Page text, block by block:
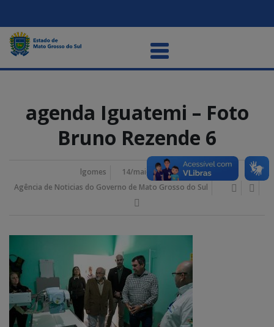
agenda Iguatemi – Foto
Bruno Rezende 6
lgomes
14/maio/2026 1:53 pm
Agência de Noticias do Governo de Mato Grosso do Sul